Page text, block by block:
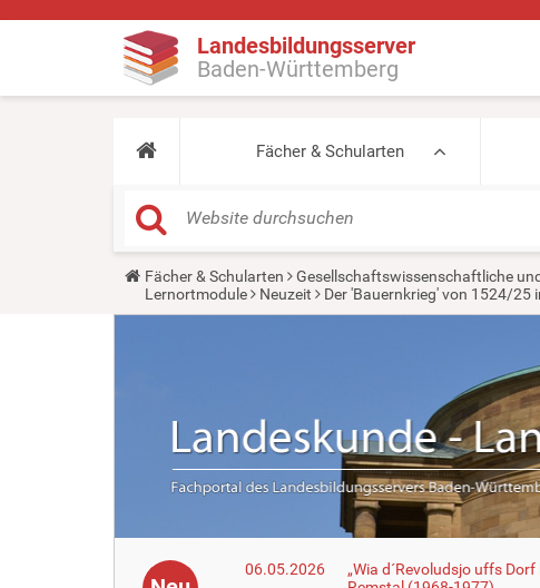
Landesbildungsserver
Baden-Württemberg
Fächer & Schularten
Y
u
Fächer & Schularten Gesellschaftswissenschaftliche
Lernortmodule
Neuzeit Der 'Bauernkrieg' von 1524/25
06.05.2026
„Wia d´Revoludsjo uffs